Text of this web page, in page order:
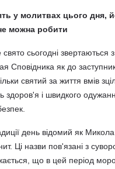
у молитвах цього дня,
можна робити
сьогодні звертаються
Сповідника як до
святий за життя вмів
здоров'я і швидкого
день відомий як
Ці назви пов'язані з
що в цей період